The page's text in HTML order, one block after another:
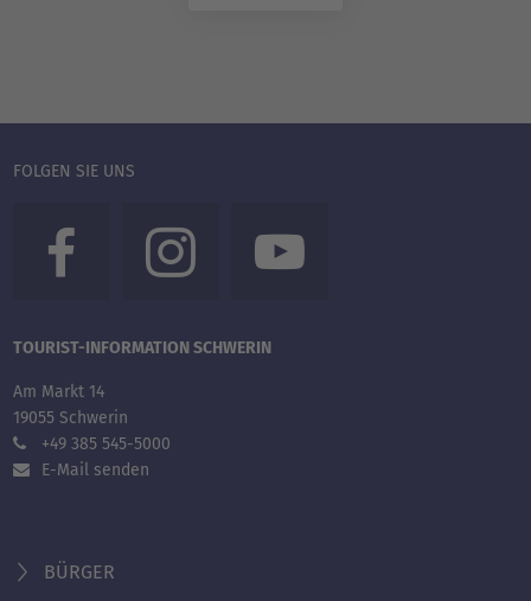
FOLGEN SIE UNS
TOURIST-INFORMATION SCHWERIN
Am Markt 14
19055 Schwerin
+49 385 545-5000
E-Mail senden
BÜRGER